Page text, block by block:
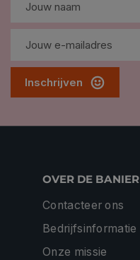
Inschrijven
OVER DE BANIER
Contacteer ons
Bedrijfsinformatie
Onze missie